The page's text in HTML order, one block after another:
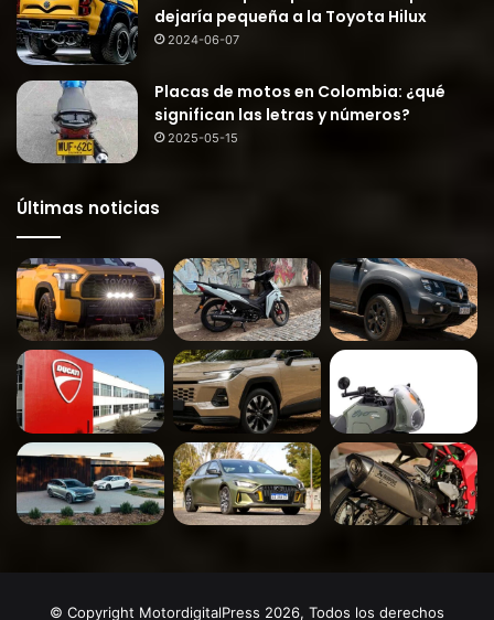
dejaría pequeña a la Toyota Hilux
2024-06-07
Placas de motos en Colombia: ¿qué
significan las letras y números?
2025-05-15
Últimas noticias
© Copyright MotordigitalPress 2026, Todos los derechos